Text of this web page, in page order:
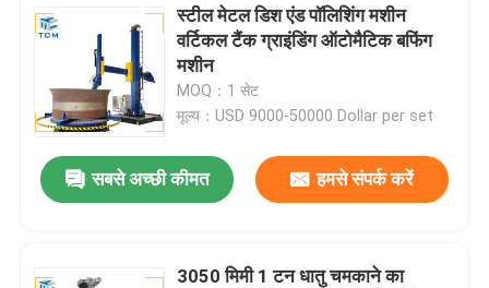
स्टील मेटल डिश एंड पॉलिशिंग मशीन
वर्टिकल टैंक ग्राइंडिंग ऑटोमैटिक बफिंग
मशीन
MOQ：1 सेट
मूल्य：USD 9000-50000 Dollar per set
सबसे अच्छी कीमत हमसे संपर्क करें
3050 मिमी 1 टन धातु चमकाने का